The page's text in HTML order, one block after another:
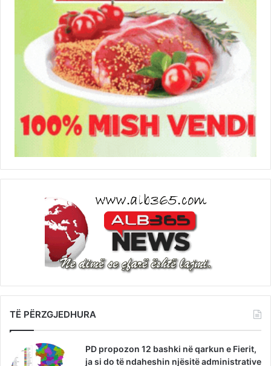
TË PËRZGJEDHURA
PD propozon 12 bashki në qarkun e Fierit,
ja si do të ndaheshin njësitë administrative